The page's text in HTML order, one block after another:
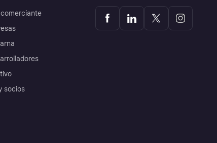
socios